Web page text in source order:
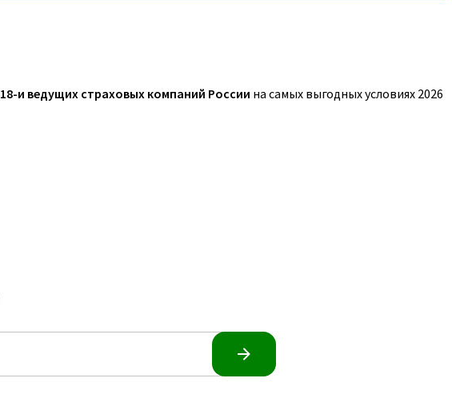
18-и ведущих страховых компаний России на самых выгодных условиях 2026